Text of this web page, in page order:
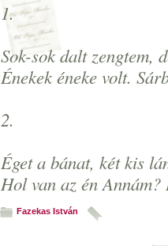
1.
Sok-sok dalt zengtem,
Énekek éneke volt.
2.
Éget a bánat, két kis
Hol van az én
Fazekas István